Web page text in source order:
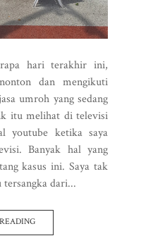
hari terakhir ini,
dan mengikuti
umroh yang sedang
itu melihat di televisi
youtube ketika saya
Banyak hal yang
kasus ini. Saya tak
tersangka dari...